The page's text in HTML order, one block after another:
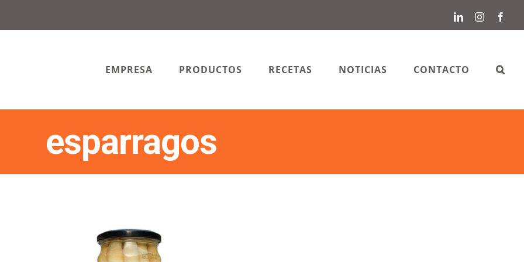
LinkedInInstagram
EMPRESA PRODUCTOS RECETAS NOTICIAS CONTACTO
esparragos